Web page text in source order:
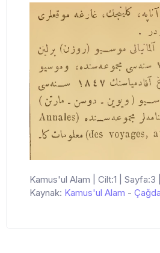
Kamus'ul Alam | Cilt:1 | Sayfa:3 |
Kaynak: Kamus'ul Alam -